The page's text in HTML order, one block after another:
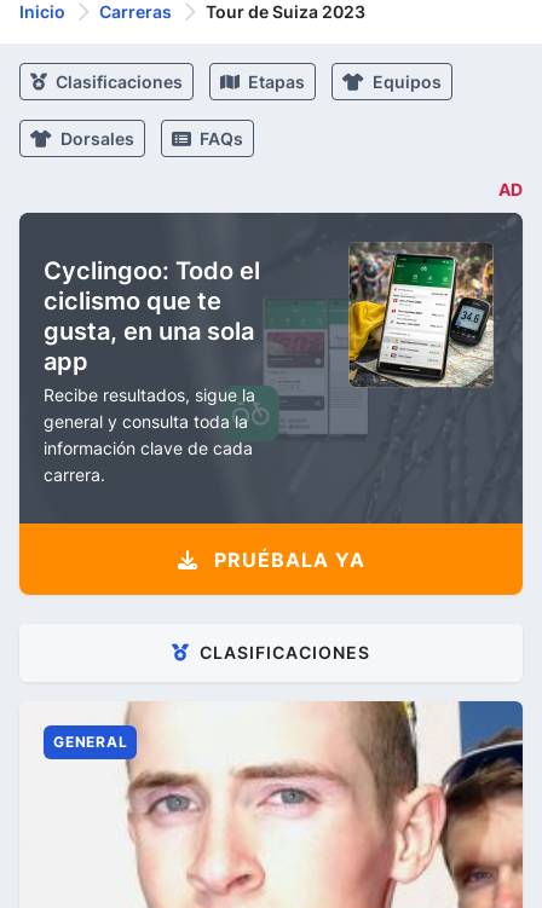
Inicio Carreras Tour de Suiza 2023
Clasificaciones Etapas Equipos
Dorsales FAQs
AD
Cyclingoo: Todo el
ciclismo que te
gusta, en una sola
app
Recibe resultados, sigue la
general y consulta toda la
información clave de cada
carrera.
PRUÉBALA YA
CLASIFICACIONES
GENERAL